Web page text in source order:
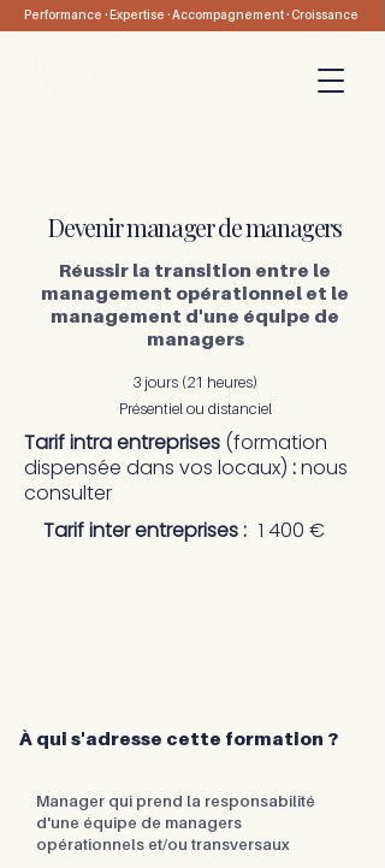
Performance · Expertise · Accompagnement · Croissance
Devenir manager de managers
Réussir la transition entre le
management opérationnel et le
management d'une équipe de
managers
3 jours (21 heures)
Présentiel ou distanciel
Tarif intra entreprises (formation
dispensée dans vos locaux) :nous
consulter
Tarif inter entreprises : 1 400 €
À qui s'adresse cette formation ?
Manager qui prend la responsabilité
d'une équipe de managers
opérationnels et/ou transversaux